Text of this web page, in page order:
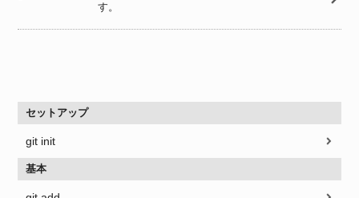
す。
セットアップ
git init
基本